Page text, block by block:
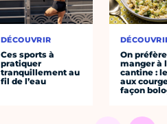
DÉCOUVRIR
Ces sports à
pratiquer
tranquillement au
fil de l’eau
On préfère
manger à
cantine :
aux
façon